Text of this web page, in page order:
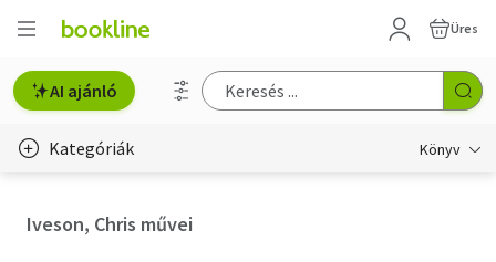
Üres
AI ajánló
Kategóriák Könyv
Iveson, Chris művei